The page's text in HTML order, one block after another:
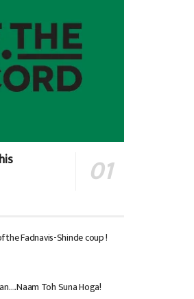
the Fadnavis-Shinde coup !
Toh Suna Hoga!